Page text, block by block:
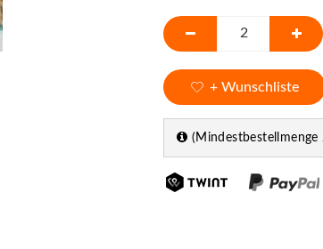
+ Wunschliste
(Mindestbestellmenge